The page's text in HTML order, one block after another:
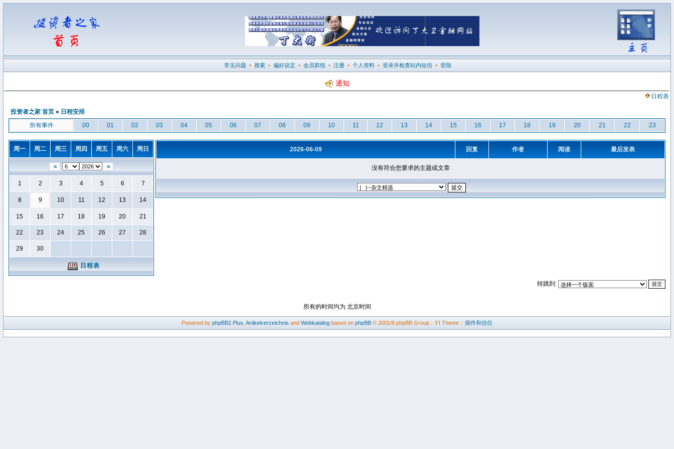
常见问题 • 搜索 • 偏好设定 • 会员群组 • 注册 • 个人资料 • 登录并检查站内短信 • 登陆
通知
日程表
投资者之家 首页 » 日程安排
所有事件
00 01 02 03 04 05 06 07 08 09 10 11 12 13 14 15 16 17 18 19 20 21 22 23
周一 周二 周三 周四 周五 周六 周日
« »
1 2 3 4 5 6 7
8 9 10 11 12 13 14
15 16 17 18 19 20 21
22 23 24 25 26 27 28
29 30
日程表
2026-06-09 回复 作者 阅读 最后发表
没有符合您要求的主题或文章
转跳到:
所有的时间均为 北京时间
Powered by phpBB2 Plus Artikelverzeichnis and Webkatalog based on phpBB © 2001/6 phpBB Group :: FI Theme :: 插件和信任